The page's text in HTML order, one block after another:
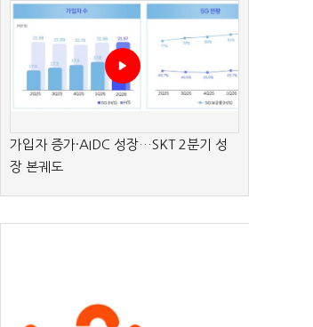
가입자 증가·AIDC 성장…SKT 2분기 성
장 본궤도